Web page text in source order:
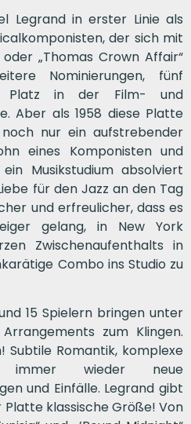
Legrand in erster Linie als
der sich mit
„Thomas Crown Affair“
Nominierungen, fünf
Platz in der Film- und
Aber als 1958 diese Platte
nur ein aufstrebender
eines Komponisten und
Musikstudium absolviert
für den Jazz an den Tag
und erfreulicher, dass es
gelang, in New York
Zwischenaufenthalts in
Combo ins Studio zu
15 Spielern bringen unter
zum Klingen.
Subtile Romantik, komplexe
immer wieder neue
und Einfälle. Legrand gibt
klassische Größe! Von